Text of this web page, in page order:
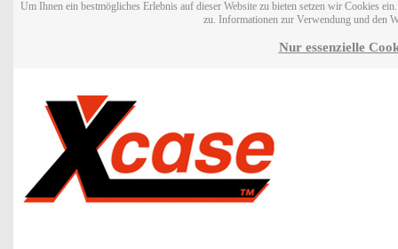
Um Ihnen ein bestmögliches Erlebnis auf dieser Website zu bieten setzen wir Cookies
zu. Informationen zur Verwendung und den
Nur essenzielle